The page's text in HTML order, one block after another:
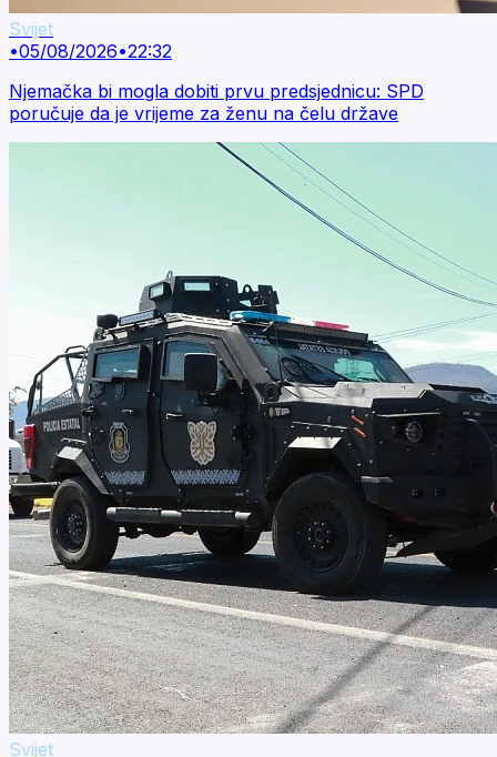
Svijet
•05/08/2026•22:32
Njemačka bi mogla dobiti prvu predsjednicu: SPD
poručuje da je vrijeme za ženu na čelu države
Svijet